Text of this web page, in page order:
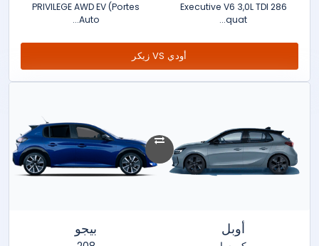
Executive V6 3,0L TDI 286
quat...
PRIVILEGE AWD EV (Portes
Auto...
أودي VS زيكر
أوبل بيجو